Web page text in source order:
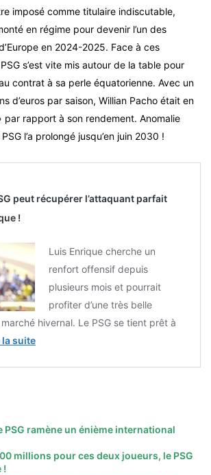
imposé comme titulaire indiscutable,
en régime pour devenir l’un des
en 2024-2025. Face à ces
s’est vite mis autour de la table pour
contrat à sa perle équatorienne. Avec un
d’euros par saison, Willian Pacho était en
rapport à son rendement. Anomalie
l’a prolongé jusqu’en juin 2030 !
peut récupérer l’attaquant parfait
!
Luis Enrique cherche un
renfort offensif depuis
plusieurs mois et pourrait
profiter d’une très belle
hivernal. Le PSG se tient prêt à
la suite
PSG ramène un énième international
millions pour ces deux joueurs, le PSG
!